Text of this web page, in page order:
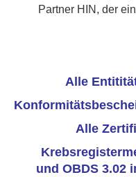
Partner HIN, der
Alle
Alle
und OBDS 3.02